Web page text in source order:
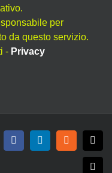
per
da questo servizio.
- Privacy
FacebookLinkedInRss X